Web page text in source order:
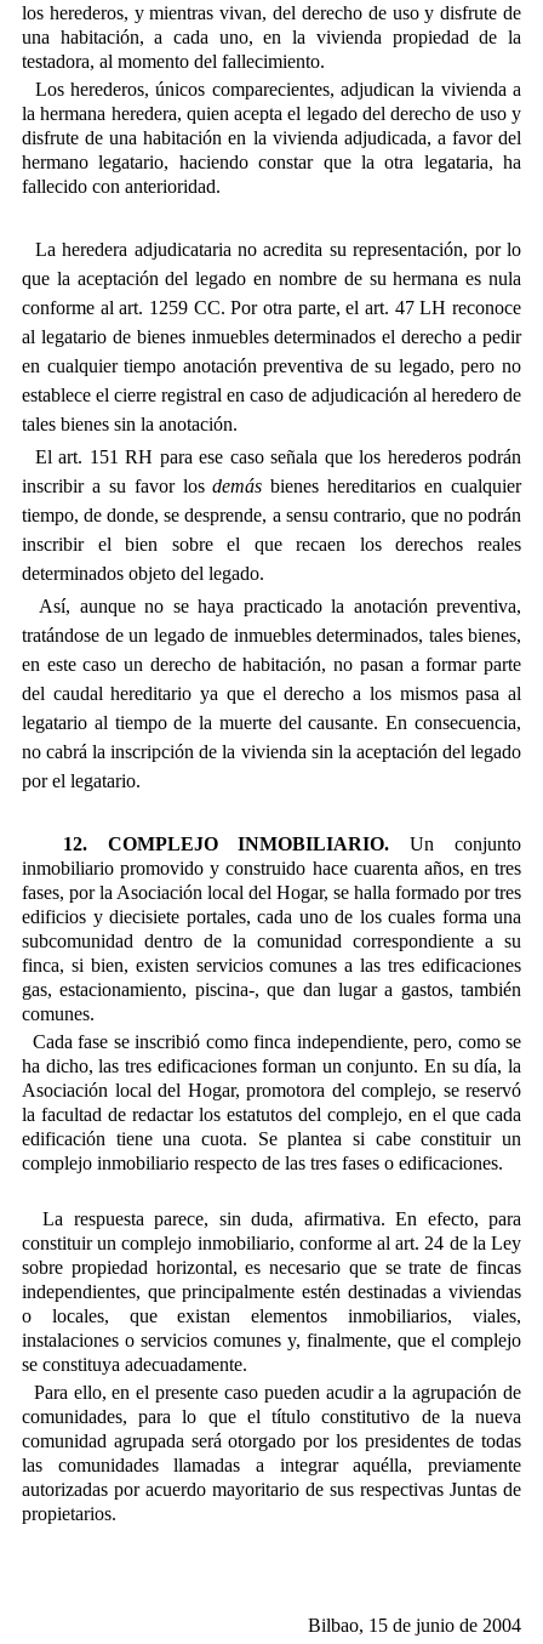
los herederos, y mientras vivan, del derecho de uso y disfrute de
una habitación, a cada uno, en la vivienda propiedad de la
testadora, al momento del fallecimiento.
Los herederos, únicos comparecientes, adjudican la vivienda a
la hermana heredera, quien acepta el legado del derecho de uso y
disfrute de una habitación en la vivienda adjudicada, a favor del
hermano legatario, haciendo constar que la otra legataria, ha
fallecido con anterioridad.
La heredera adjudicataria no acredita su representación, por lo
que la aceptación del legado en nombre de su hermana es nula
conforme al art. 1259 CC. Por otra parte, el art. 47 LH reconoce
al legatario de bienes inmuebles determinados el derecho a pedir
en cualquier tiempo anotación preventiva de su legado, pero no
establece el cierre registral en caso de adjudicación al heredero de
tales bienes sin la anotación.
El art. 151 RH para ese caso señala que los herederos podrán
inscribir a su favor losdemás bienes hereditarios en cualquier
tiempo, de donde, se desprende, a sensu contrario, que no podrán
inscribir el bien sobre el que recaen los derechos reales
determinados objeto del legado.
Así, aunque no se haya practicado la anotación preventiva,
tratándose de un legado de inmuebles determinados, tales bienes,
en este caso un derecho de habitación, no pasan a formar parte
del caudal hereditario ya que el derecho a los mismos pasa al
legatario al tiempo de la muerte del causante. En consecuencia,
no cabrá la inscripción de la vivienda sin la aceptación del legado
por el legatario.
12. COMPLEJO INMOBILIARIO.Un conjunto
inmobiliario promovido y construido hace cuarenta años, en tres
fases, por la Asociación local del Hogar, se halla formado por tres
edificios y diecisiete portales, cada uno de los cuales forma una
subcomunidad dentro de la comunidad correspondiente a su
finca, si bien, existen servicios comunes a las tres edificaciones
gas, estacionamiento, piscina-, que dan lugar a gastos, también
comunes.
Cada fase se inscribió como finca independiente, pero, como se
ha dicho, las tres edificaciones forman un conjunto. En su día, la
Asociación local del Hogar, promotora del complejo, se reservó
la facultad de redactar los estatutos del complejo, en el que cada
edificación tiene una cuota. Se plantea si cabe constituir un
complejo inmobiliario respecto de las tres fases o edificaciones.
La respuesta parece, sin duda, afirmativa. En efecto, para
constituir un complejo inmobiliario, conforme al art. 24 de la Ley
sobre propiedad horizontal, es necesario que se trate de fincas
independientes, que principalmente estén destinadas a viviendas
o locales, que existan elementos inmobiliarios, viales,
instalaciones o servicios comunes y, finalmente, que el complejo
se constituya adecuadamente.
Para ello, en el presente caso pueden acudir a la agrupación de
comunidades, para lo que el título constitutivo de la nueva
comunidad agrupada será otorgado por los presidentes de todas
las comunidades llamadas a integrar aquélla, previamente
autorizadas por acuerdo mayoritario de sus respectivas Juntas de
propietarios.
Bilbao, 15 de junio de 2004